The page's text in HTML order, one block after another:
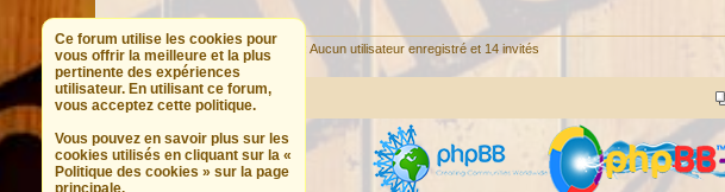
Utilisateurs parcourant ce forum : Aucun utilisateur enregistré et 14 invités
Ce forum utilise les cookies pour
vous offrir la meilleure et la plus
pertinente des expériences
utilisateur. En utilisant ce forum,
vous acceptez cette politique.
Vous pouvez en savoir plus sur les
cookies utilisés en cliquant sur la «
Politique des cookies » sur la page
principale.
Portail Forum